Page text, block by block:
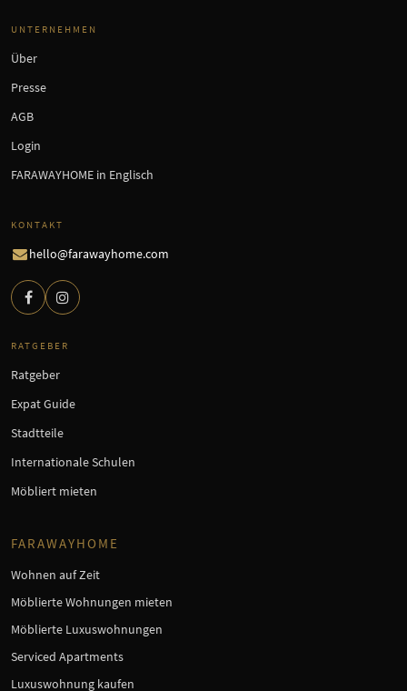
UNTERNEHMEN
Über
Presse
AGB
Login
FARAWAYHOME in Englisch
KONTAKT
hello@farawayhome.com
RATGEBER
Ratgeber
Expat Guide
Stadtteile
Internationale Schulen
Möbliert mieten
FARAWAYHOME
Wohnen auf Zeit
Möblierte Wohnungen mieten
Möblierte Luxuswohnungen
Serviced Apartments
Luxuswohnung kaufen